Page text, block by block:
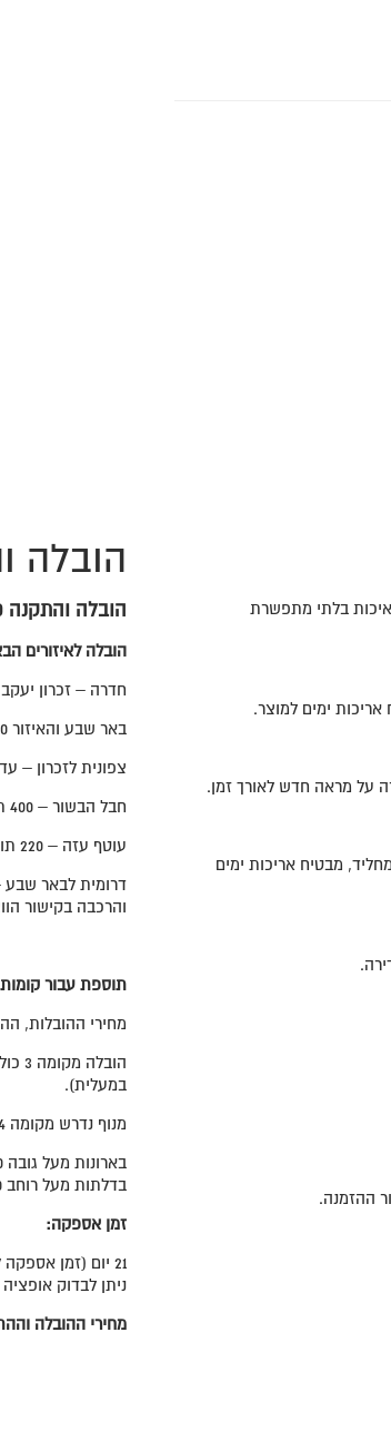
בלתי מתפשרת
על מראה חדש לאורך זמן.
מבטיח אריכות ימים
הובלה
הובלה והתקנה 650 ₪
הובלה לאיזורים
חדרה – זכרון יעקב
באר שבע והאיזור 100 תוספת.
צפונית לזכרון – עד נהריה 250 ש"ח תוספת – יש ליצור קשר
חבל הבשור – 400 תוספת.
עוטף עזה – 220 תוספת.
דרומית לבאר שבע
והרכבה בקישור
תוספת עבור
מחירי ההובלות,
במעלית).
מנוף נדרש מקומה 4, עלות המנוף תחול על הלקוח ותשולם ע"י הלקוח ישירות לספק.
בארונות מעל גובה 240 ס"מ חלה תוספת תשלום של 100 ש"ח.
בדלתות מעל רוחב 90 ס"מ נדרשת תוספת 100 ש"ח לדלת המשוכללת במחיר הארון המוצג.
זמן אספקה:
21 יום (זמן אספקה לאזור עם תוספת תשלום 30 יום).
ניתן לבדוק
מחירי ההובלה